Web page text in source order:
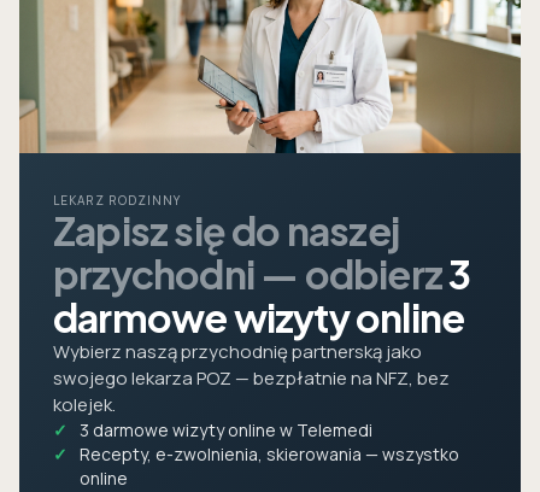
LEKARZ RODZINNY
Zapisz się do naszej
przychodni — odbierz3
darmowe wizyty online
Wybierz naszą przychodnię partnerską jako
swojego lekarza POZ — bezpłatnie na NFZ, bez
kolejek.
3 darmowe wizyty online w Telemedi
Recepty, e-zwolnienia, skierowania — wszystko
online